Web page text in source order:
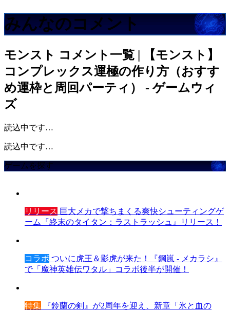
みんなのコメント
モンスト コメント一覧 | 【モンスト】
コンプレックス運極の作り方（おすす
め運枠と周回パーティ） - ゲームウィ
ズ
読込中です…
読込中です…
ゲームを探す
リリース 巨大メカで撃ちまくる爽快シューティングゲ
ーム『終末のタイタン：ラストラッシュ』リリース！
コラボ ついに虎王＆影虎が来た！『鋼嵐 - メカラシ』
で「魔神英雄伝ワタル」コラボ後半が開催！
特集 『鈴蘭の剣』が2周年を迎え、新章「氷と血の